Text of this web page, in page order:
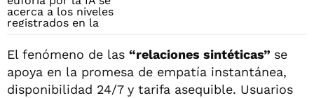
El fenómeno de las “relaciones sintéticas” se
apoya en la promesa de empatía instantánea,
disponibilidad 24/7 y tarifa asequible. Usuarios